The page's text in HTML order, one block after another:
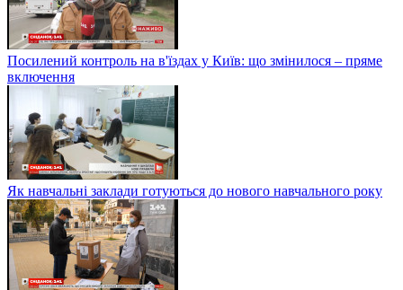
Посилений контроль на в'їздах у Київ: що змінилося – пряме
включення
Як навчальні заклади готуються до нового навчального року